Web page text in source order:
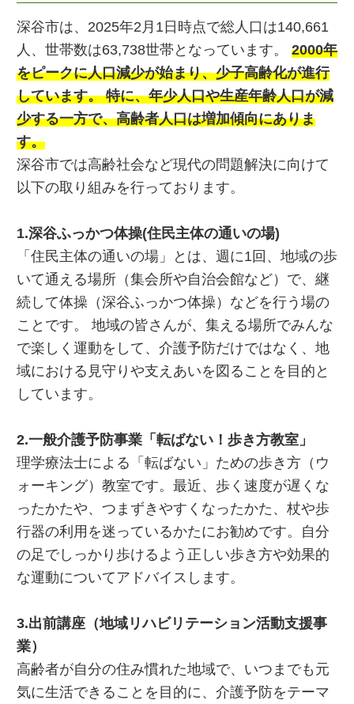
深谷市は、2025年2月1日時点で総人口は140,661
人、世帯数は63,738世帯となっています。 2000年
をピークに人口減少が始まり、少子高齢化が進行
しています。 特に、年少人口や生産年齢人口が減
少する一方で、高齢者人口は増加傾向にありま
す。
深谷市では高齢社会など現代の問題解決に向けて
以下の取り組みを行っております。
1.深谷ふっかつ体操(住民主体の通いの場)
「住民主体の通いの場」とは、週に1回、地域の歩
いて通える場所（集会所や自治会館など）で、継
続して体操（深谷ふっかつ体操）などを行う場の
ことです。 地域の皆さんが、集える場所でみんな
で楽しく運動をして、介護予防だけではなく、地
域における見守りや支えあいを図ることを目的と
しています。
2.一般介護予防事業「転ばない！歩き方教室」
理学療法士による「転ばない」ための歩き方（ウ
ォーキング）教室です。最近、歩く速度が遅くな
ったかたや、つまずきやすくなったかた、杖や歩
行器の利用を迷っているかたにお勧めです。自分
の足でしっかり歩けるよう正しい歩き方や効果的
な運動についてアドバイスします。
3.出前講座（地域リハビリテーション活動支援事
業）
高齢者が自分の住み慣れた地域で、いつまでも元
気に生活できることを目的に、介護予防をテーマ